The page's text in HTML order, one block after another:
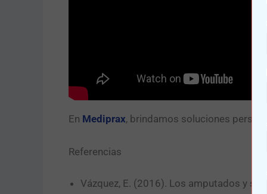
En Mediprax, brindamos soluciones
Referencias
Vázquez, E. (2016). Los amputados y su